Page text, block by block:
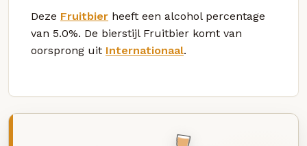
Deze Fruitbier heeft een alcohol percentage
van 5.0%. De bierstijl Fruitbier komt van
oorsprong uit Internationaal.